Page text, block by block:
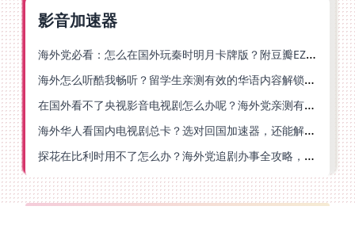
影音加速器
海外党必看：怎么在国外玩秦时明月卡牌版？附豆瓣EZCast地区限制破解法
海外怎么听酷我畅听？留学生亲测有效的华语内容解锁指南
在国外看不了央视影音电视剧怎么办呢？海外党亲测有效的回国加速方案
海外华人看国内电视剧总卡？选对回国加速器，还能解决菲律宾打不开反诈中心的问题
探花在比利时用不了怎么办？海外党追剧办事全攻略，选对加速器就够了